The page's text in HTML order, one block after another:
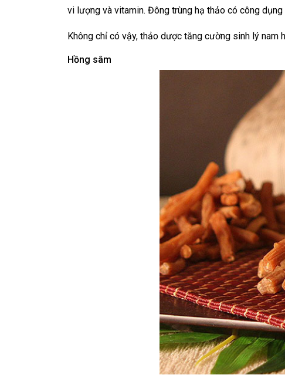
vi lượng và vitamin. Đông trùng hạ thảo có công
Không chỉ có vậy, thảo dược tăng cường sinh lý nam
Hồng sâm